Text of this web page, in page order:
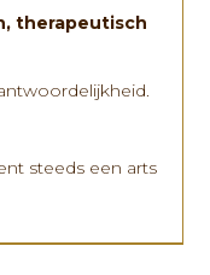
therapeutisch
steeds een arts